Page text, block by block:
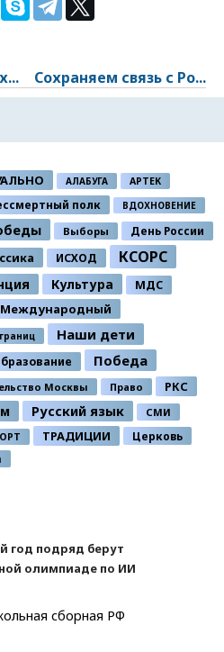
Сохраняем связь с Ро...
АЛАБУГА АРТЕК
полк ВДОХНОВЕНИЕ
Выборы День России
ИСХОД КСОРС
Культура МДС
Международный
Наши дети
Победа
Москвы Право РКС
Русский язык СМИ
ТРАДИЦИИ Церковь
год подряд берут
олимпиаде по ИИ
сборная РФ